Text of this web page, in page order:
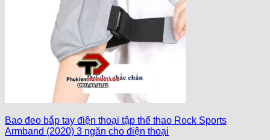
Bao đeo bắp tay điện thoại tập thể thao Rock Sports
Armband (2020) 3 ngăn cho điện thoại